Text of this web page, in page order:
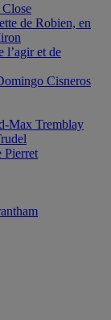
de Robien, en
l’agir et de
Cisneros
Max Tremblay
Pierret